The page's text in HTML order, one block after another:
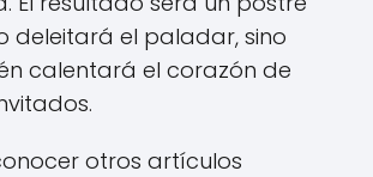
deleitará el paladar, sino
calentará el corazón de
otros artículos